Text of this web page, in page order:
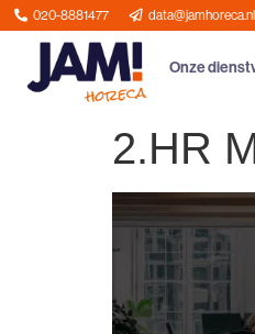
020-8881477 data@jamhoreca.nl
Onze
2.HR